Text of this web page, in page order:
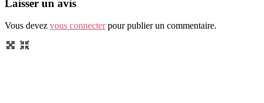
Laisser un avis
Vous devez vous connecterpour publier un commentaire.